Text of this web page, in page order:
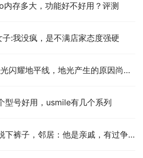
存多大，功能好不好用？评测
子:我没疯，是不满店家态度强硬
耀地平线，地光产生的原因尚不清楚
型号好用，usmile有几个系列
裤子，邻居：他是亲戚，有过争执